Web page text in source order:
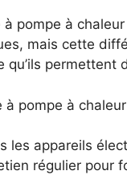
pompe à
mais cette
qu’ils
à pompe à
les appareils
régulier pour